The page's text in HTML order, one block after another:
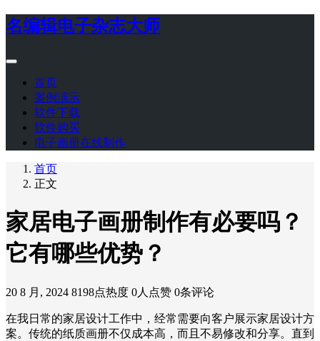
名编辑电子杂志大师
首页
案例演示
软件下载
软件购买
电子画册在线制作
首页
正文
家居电子画册制作有必要吗？
它有哪些优势？
20 8 月, 2024 8198点热度 0人点赞 0条评论
在我日常的家居设计工作中，经常需要向客户展示家居设计方
案。传统的纸质画册不仅成本高，而且不易修改和分享。直到